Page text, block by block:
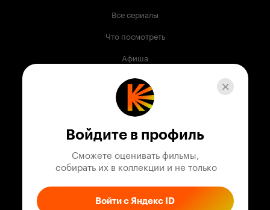
Все сериалы
Что посмотреть
Афиша
Музыка
Телепрограмма
Служба поддержки
Войдите в профиль
Сможете оценивать фильмы,
собирать их в коллекции и не только
Войти с Яндекс ID